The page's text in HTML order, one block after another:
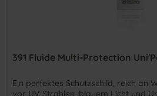
391 Fluide Multi-Protection
Ein perfektes Schutzschild, reich an
vor UV-Strahlen, blauem Licht und